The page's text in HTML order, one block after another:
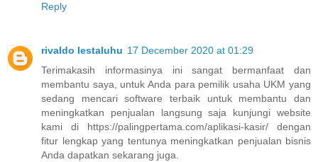
Reply
rivaldo lestaluhu 17 December 2020 at 01:29
Terimakasih informasinya ini sangat bermanfaat dan
membantu saya, untuk Anda para pemilik usaha UKM yang
sedang mencari software terbaik untuk membantu dan
meningkatkan penjualan langsung saja kunjungi website
kami di https://palingpertama.com/aplikasi-kasir/ dengan
fitur lengkap yang tentunya meningkatkan penjualan bisnis
Anda dapatkan sekarang juga.